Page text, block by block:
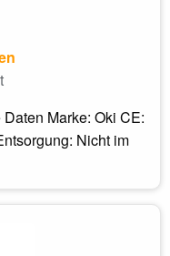
Marke: Oki CE:
Nicht im